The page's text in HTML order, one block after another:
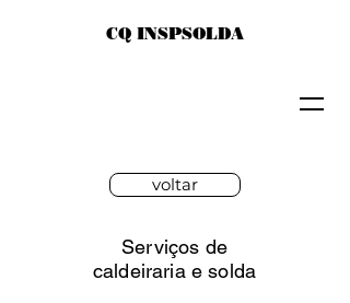
CQ INSPSOLDA
voltar
Serviços de
caldeiraria e solda